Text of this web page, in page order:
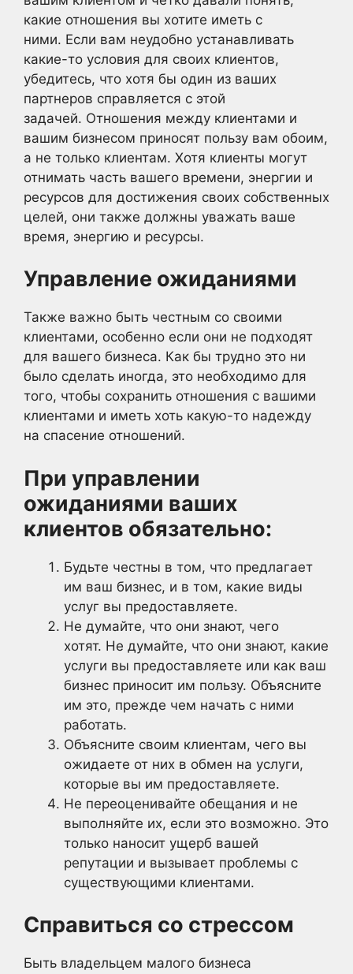
какие отношения вы хотите иметь с
ними. Если вам неудобно устанавливать
какие-то условия для своих клиентов,
убедитесь, что хотя бы один из ваших
партнеров справляется с этой
задачей. Отношения между клиентами и
вашим бизнесом приносят пользу вам обоим,
а не только клиентам. Хотя клиенты могут
отнимать часть вашего времени, энергии и
ресурсов для достижения своих собственных
целей, они также должны уважать ваше
время, энергию и ресурсы.
Управление ожиданиями
Также важно быть честным со своими
клиентами, особенно если они не подходят
для вашего бизнеса. Как бы трудно это ни
было сделать иногда, это необходимо для
того, чтобы сохранить отношения с вашими
клиентами и иметь хоть какую-то надежду
на спасение отношений.
При управлении
ожиданиями ваших
клиентов обязательно:
Будьте честны в том, что предлагает
им ваш бизнес, и в том, какие виды
услуг вы предоставляете.
Не думайте, что они знают, чего
хотят. Не думайте, что они знают, какие
услуги вы предоставляете или как ваш
бизнес приносит им пользу. Объясните
им это, прежде чем начать с ними
работать.
Объясните своим клиентам, чего вы
ожидаете от них в обмен на услуги,
которые вы им предоставляете.
Не переоценивайте обещания и не
выполняйте их, если это возможно. Это
только наносит ущерб вашей
репутации и вызывает проблемы с
существующими клиентами.
Справиться со стрессом
Быть владельцем малого бизнеса